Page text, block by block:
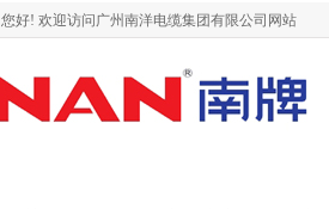
您好! 欢迎访问广州南洋电缆集团有限公司网站